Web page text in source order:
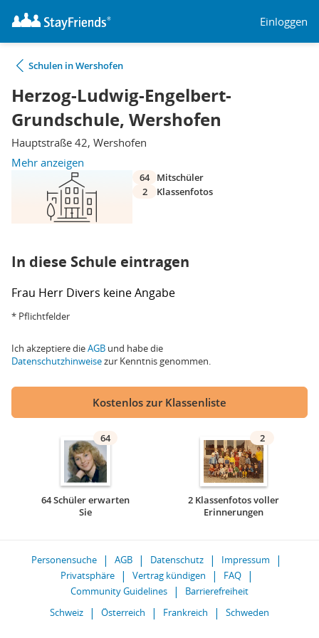
Einloggen
Schulen in Wershofen
Herzog-Ludwig-Engelbert-
Grundschule, Wershofen
Hauptstraße 42, Wershofen
Mehr anzeigen
64
Mitschüler
2
Klassenfotos
In diese Schule eintragen
Frau Herr Divers keine Angabe
* Pflichtfelder
Ich akzeptiere dieAGB und habe die
Datenschutzhinweisezur Kenntnis genommen.
Kostenlos zur Klassenliste
64
64 Schüler erwarten
Sie
2
2 Klassenfotos voller
Erinnerungen
Personensuche AGB Datenschutz
Impressum
Privatsphäre
Vertrag kündigen
FAQ
Community Guidelines
Barrierefreiheit
Schweiz
Österreich Frankreich Schweden